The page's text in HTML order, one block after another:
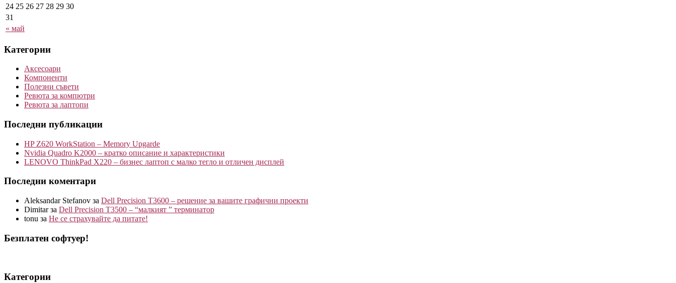
« май
24 25 26 27 28 29 30
31
Категории
Аксесоари
Компоненти
Полезни съвети
Ревюта за компютри
Ревюта за лаптопи
Последни публикации
HP Z620 WorkStation – Memory Upgarde
Nvidia Quadro K2000 – кратко описание и характеристики
LENOVO ThinkPad X220 – бизнес лаптоп с малко тегло и отличен дисплей
Последни коментари
Aleksandar Stefanov за Dell Precision T3600 – решение за вашите графични проекти
Dimitarза Dell Precision T3500 – “малкият ” терминатор
tonu за Не се страхувайте да питате!
Безплатен софтуер!
Категории